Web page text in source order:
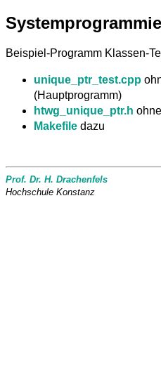
Beispiel-Programm Klassen-
unique_ptr_test.cpp
(Hauptprogramm)
htwg_unique_ptr.h
Makefile dazu
Prof. Dr. H. Drachenfels
Hochschule Konstanz